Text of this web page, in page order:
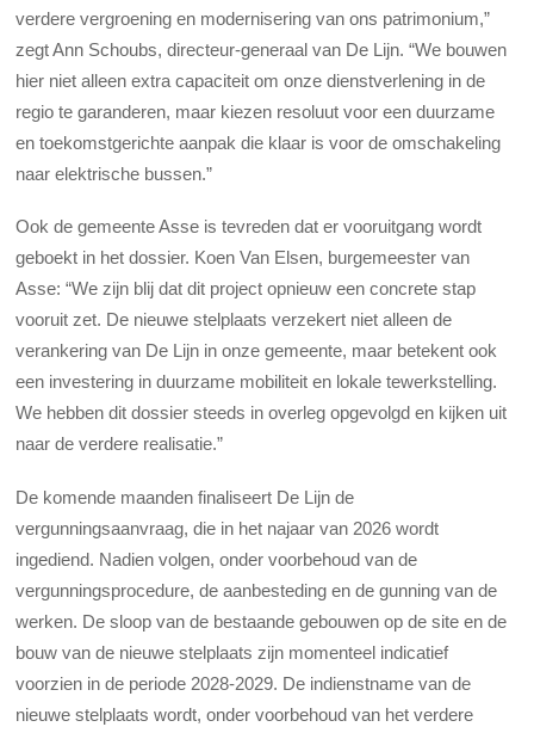
verdere vergroening en modernisering van ons patrimonium,”
zegt Ann Schoubs, directeur-generaal van De Lijn. “We bouwen
hier niet alleen extra capaciteit om onze dienstverlening in de
regio te garanderen, maar kiezen resoluut voor een duurzame
en toekomstgerichte aanpak die klaar is voor de omschakeling
naar elektrische bussen.”
Ook de gemeente Asse is tevreden dat er vooruitgang wordt
geboekt in het dossier. Koen Van Elsen, burgemeester van
Asse: “We zijn blij dat dit project opnieuw een concrete stap
vooruit zet. De nieuwe stelplaats verzekert niet alleen de
verankering van De Lijn in onze gemeente, maar betekent ook
een investering in duurzame mobiliteit en lokale tewerkstelling.
We hebben dit dossier steeds in overleg opgevolgd en kijken uit
naar de verdere realisatie.”
De komende maanden finaliseert De Lijn de
vergunningsaanvraag, die in het najaar van 2026 wordt
ingediend. Nadien volgen, onder voorbehoud van de
vergunningsprocedure, de aanbesteding en de gunning van de
werken. De sloop van de bestaande gebouwen op de site en de
bouw van de nieuwe stelplaats zijn momenteel indicatief
voorzien in de periode 2028-2029. De indienstname van de
nieuwe stelplaats wordt, onder voorbehoud van het verdere